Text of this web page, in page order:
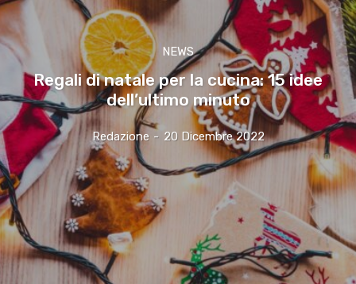
NEWS
Regali di natale per la cucina: 15 idee
dell’ultimo minuto
Redazione - 20 Dicembre 2022